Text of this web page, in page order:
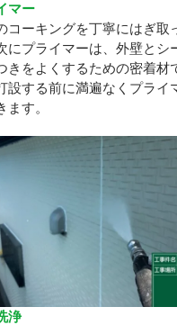
マー
コーキングを丁寧にはぎ取
にプライマーは、外壁とシ
きをよくするための密着材
設する前に満遍なくプライ
ます。
浄